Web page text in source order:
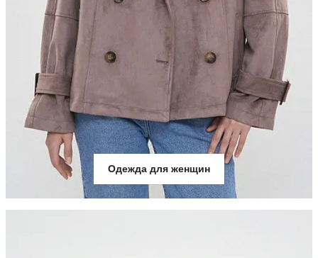
Одежда для женщин